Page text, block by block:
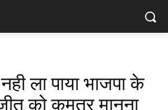
ला पाया भाजपा के
को कमतर मानना